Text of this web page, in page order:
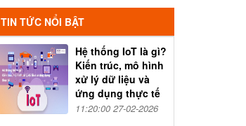
TIN TỨC NỔI BẬT
Hệ thống IoT là gì?
Kiến trúc, mô hình
xử lý dữ liệu và
ứng dụng thực tế
11:20:00 27-02-2026